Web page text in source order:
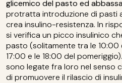
glicemico del pasto ed
protratta introduzione di pasti
crea insulino-resistenza. In
si verifica un picco insulinico
pasto (solitamente tra le 10:00
17:00 e le 18:00 del
sono legate fra loro nel senso
di promuovere il rilascio di